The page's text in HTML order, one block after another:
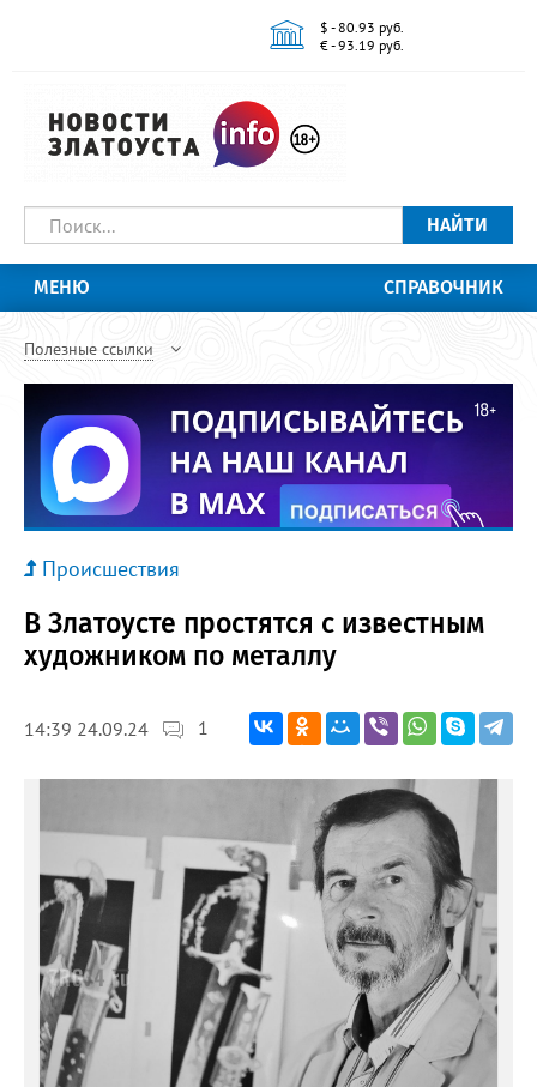
$ - 80.93 руб.
€ - 93.19 руб.
НАЙТИ
МЕНЮ СПРАВОЧНИК
Полезные ссылки
Происшествия
В Златоусте простятся с известным
художником по металлу
14:39 24.09.24 1